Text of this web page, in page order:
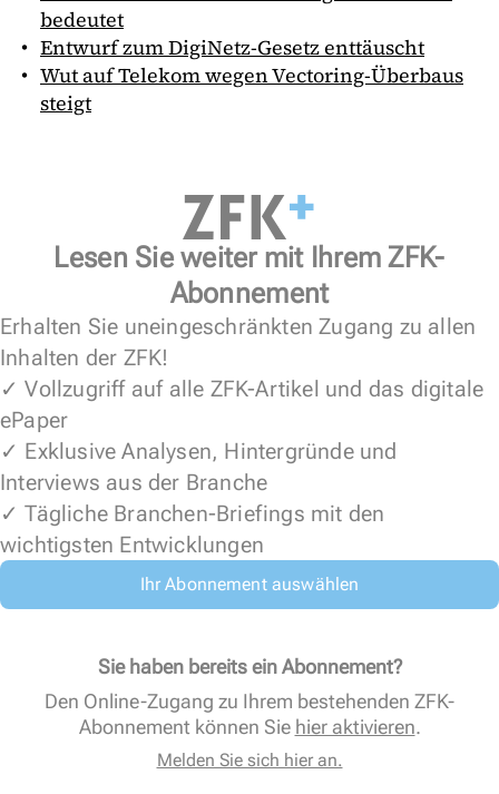
bedeutet
Entwurf zum DigiNetz-Gesetz enttäuscht
Wut auf Telekom wegen Vectoring-Überbaus
steigt
Lesen Sie weiter mit Ihrem ZFK-
Abonnement
Erhalten Sie uneingeschränkten Zugang zu allen
Inhalten der ZFK!
✓ Vollzugriff auf alle ZFK-Artikel und das digitale
ePaper
✓ Exklusive Analysen, Hintergründe und
Interviews aus der Branche
✓ Tägliche Branchen-Briefings mit den
wichtigsten Entwicklungen
Ihr Abonnement auswählen
Sie haben bereits ein Abonnement?
Den Online-Zugang zu Ihrem bestehenden ZFK-
Abonnement können Sie hier aktivieren.
Melden Sie sich hier an.